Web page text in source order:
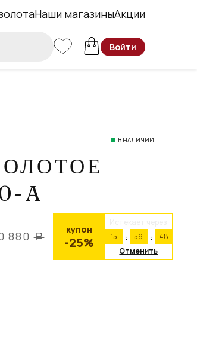
Наши магазиныАкции
Войти
В НАЛИЧИИ
A
880 a
купон
-25%
15
59
48
Отменить